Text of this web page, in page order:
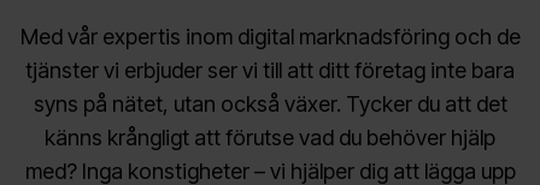
Med vår expertis inom digital marknadsföring och de
tjänster vi erbjuder ser vi till att ditt företag inte bara
syns på nätet, utan också växer. Tycker du att det
känns krångligt att förutse vad du behöver hjälp
med? Inga konstigheter – vi hjälper dig att lägga upp